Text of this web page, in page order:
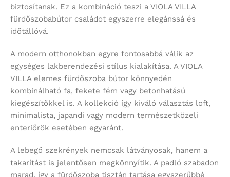
biztosítanak. Ez a kombináció teszi a VIOLA VILLA
fürdőszobabútor családot egyszerre elegánssá és
időtállóvá.
A modern otthonokban egyre fontosabbá válik az
egységes lakberendezési stílus kialakítása. A VIOLA
VILLA elemes fürdőszoba bútor könnyedén
kombinálható fa, fekete fém vagy betonhatású
kiegészítőkkel is. A kollekció így kiváló választás loft,
minimalista, japandi vagy modern természetközeli
enteriőrök esetében egyaránt.
A lebegő szekrények nemcsak látványosak, hanem a
takarítást is jelentősen megkönnyítik. A padló szabadon
marad, így a fürdőszoba tisztán tartása egyszerűbbé